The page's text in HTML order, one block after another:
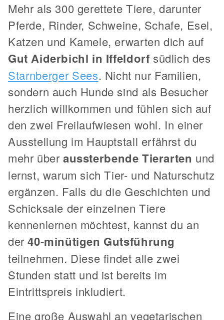
Mehr als 300 gerettete Tiere, darunter
Pferde, Rinder, Schweine, Schafe, Esel,
Katzen und Kamele, erwarten dich auf
Gut Aiderbichl in Iffeldorf südlich des
Starnberger Sees. Nicht nur Familien,
sondern auch Hunde sind als Besucher
herzlich willkommen und fühlen sich auf
den zwei Freilaufwiesen wohl. In einer
Ausstellung im Hauptstall erfährst du
mehr überaussterbende Tierarten und
lernst, warum sich Tier- und Naturschutz
ergänzen. Falls du die Geschichten und
Schicksale der einzelnen Tiere
kennenlernen möchtest, kannst du an
der40-minütigen Gutsführung
teilnehmen. Diese findet alle zwei
Stunden statt und ist bereits im
Eintrittspreis inkludiert.
Eine große Auswahl an vegetarischen